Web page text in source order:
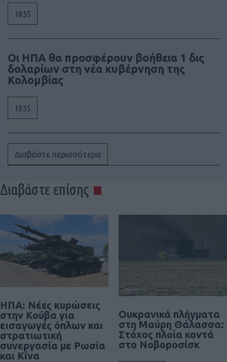
10:55
Οι ΗΠΑ θα προσφέρουν βοήθεια 1 δις
δολαρίων στη νέα κυβέρνηση της
Κολομβίας
10:35
Διαβάστε περισσότερα
Διαβάστε επίσης
ΗΠΑ: Νέες κυρώσεις
στην Κούβα για
εισαγωγές όπλων και
στρατιωτική
συνεργασία με Ρωσία
και Κίνα
Ουκρανικά πλήγματα
στη Μαύρη Θάλασσα:
Στόχος πλοία κοντά
στο Νοβοροσίσκ